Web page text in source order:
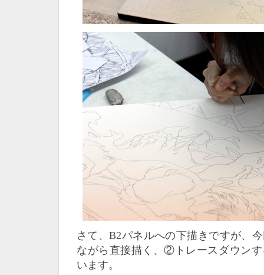
さて、B2パネルへの下描きですが、
ながら直接描く、②トレースダウン
います。